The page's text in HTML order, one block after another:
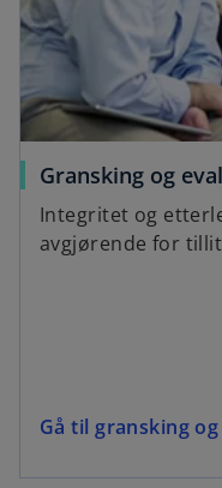
Gransking og
Integritet og
avgjørende for
Gå til gransking